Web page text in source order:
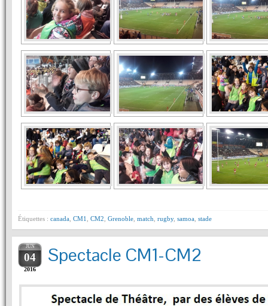
Étiquettes : canada CM1 CM2 Grenoble match rugby, samoa stade
JUN
04
2016
Spectacle CM1-CM2